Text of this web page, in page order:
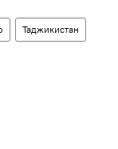
Таджикистан